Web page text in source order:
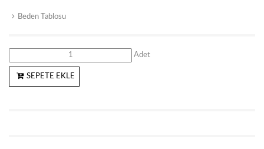
Beden Tablosu
Adet
SEPETE EKLE